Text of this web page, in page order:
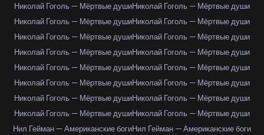
Николай Гоголь — Мёртвые душиНиколай Гоголь — Мёртвые души
Николай Гоголь — Мёртвые душиНиколай Гоголь — Мёртвые души
Николай Гоголь — Мёртвые душиНиколай Гоголь — Мёртвые души
Николай Гоголь — Мёртвые душиНиколай Гоголь — Мёртвые души
Николай Гоголь — Мёртвые душиНиколай Гоголь — Мёртвые души
Николай Гоголь — Мёртвые душиНиколай Гоголь — Мёртвые души
Николай Гоголь — Мёртвые душиНиколай Гоголь — Мёртвые души
Николай Гоголь — Мёртвые душиНиколай Гоголь — Мёртвые души
Нил Гейман — Американские богиНил Гейман — Американские боги